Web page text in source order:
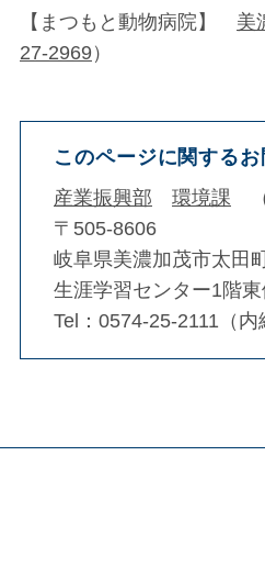
【まつもと動物病院】 美
27-2969）
このページに関する
産業振興部
環境課
〒505-8606
岐阜県美濃加茂市太田
生涯学習センター1階東
Tel：0574-25-2111（内